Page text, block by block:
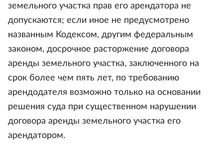
земельного участка прав его арендатора не
допускаются; если иное не предусмотрено
названным Кодексом, другим федеральным
законом, досрочное расторжение договора
аренды земельного участка, заключенного на
срок более чем пять лет, по требованию
арендодателя возможно только на основании
решения суда при существенном нарушении
договора аренды земельного участка его
арендатором.